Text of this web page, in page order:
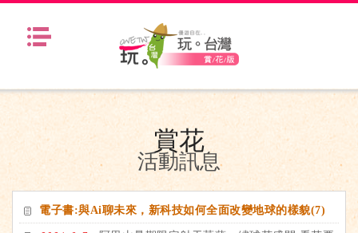
賞花
活動訊息
電子書:與Ai聊未來，新科技如何全面改變地球的樣貌(7)